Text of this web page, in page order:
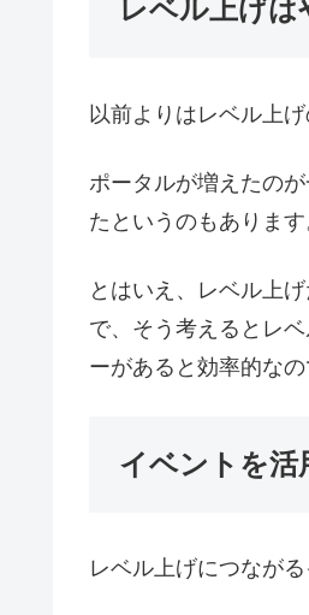
レベル上げ
以前よりはレベル上
ポータルが増えたの
たというのもあります
とはいえ、レベル上
で、そう考えるとレ
ーがあると効率的な
イベントを活
レベル上げにつなが